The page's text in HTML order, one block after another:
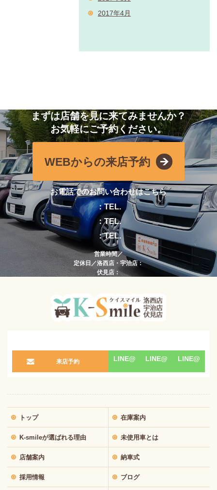
2017年4月
まずは店舗を見に来てみませんか？
お気軽にご予約ください。
WEBからの来店予約
お電話でのお問い合わせはこちら
：TEL.
：TEL.
：TEL.
営業時間／
定休日／洛西店・宇治店：
伏見店：
来店予約 LINE@ LINE@ LINE@
トップ 在庫案内
K-smileが選ばれる理由 未使用車とは
店舗案内 納車式
採用情報 ブログ